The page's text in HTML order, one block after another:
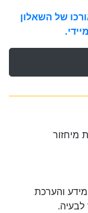
של השאלון
מיחזור
מידע והערכת
לבעיה.